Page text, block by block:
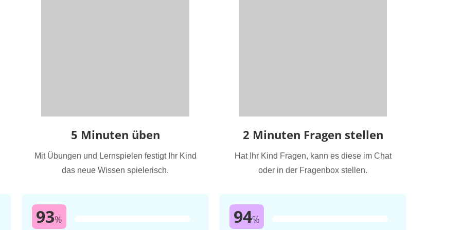
5 Minuten üben
Mit Übungen und Lernspielen festigt Ihr Kind
das neue Wissen spielerisch.
93%
2 Minuten Fragen stellen
Hat Ihr Kind Fragen, kann es diese im Chat
oder in der Fragenbox stellen.
94%